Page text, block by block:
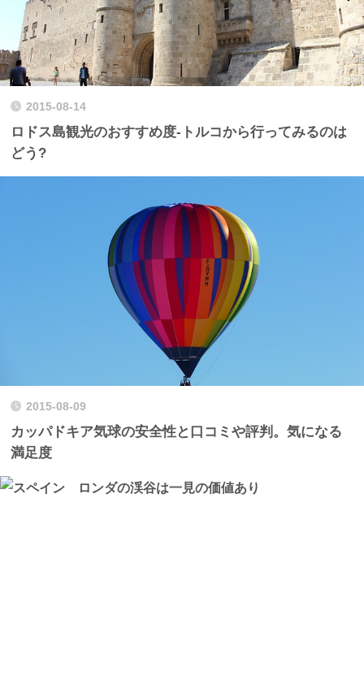
2015-08-14
ロドス島観光のおすすめ度-トルコから行ってみるのは
どう?
2015-08-09
カッパドキア気球の安全性と口コミや評判。気になる
満足度